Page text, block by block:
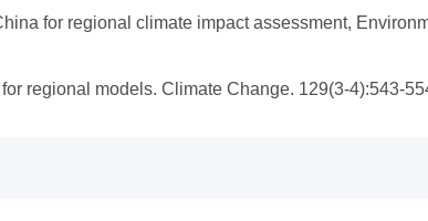
for regional climate impact assessment,
regional models. Climate Change. 129(3-4):543-